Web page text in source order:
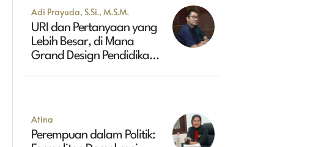
Adi Prayuda, S.Si., M.S.M.
URI dan Pertanyaan yang
Lebih Besar, di Mana
Grand Design Pendidikan
Atina
Perempuan dalam Politik: